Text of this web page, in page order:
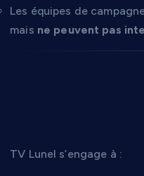
Les équipes de
mais ne peuvent pas
TV Lunel s’engage à :